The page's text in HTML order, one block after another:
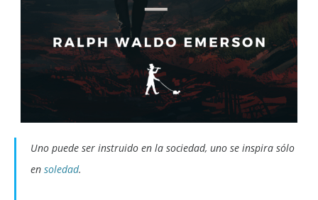
Uno puede ser instruido en la sociedad, uno se inspira sólo
en soledad.